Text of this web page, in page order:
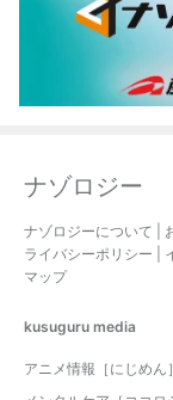
ナゾロジー
ナゾロジーについて
ライバシーポリシー
マップ
kusuguru media
アニメ情報［にじめん］